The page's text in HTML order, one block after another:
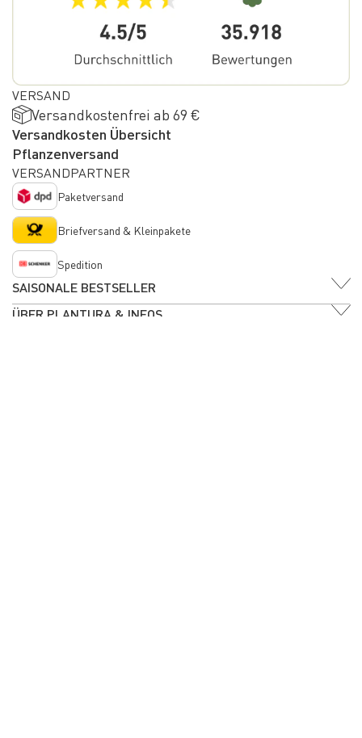
SAISONALE BESTSELLER
ÜBER PLANTURA & INFOS
VERSAND
Versandkostenfrei ab 69 €
Versandkosten Übersicht
Pflanzenversand
VERSANDPARTNER
Paketversand
Briefversand & Kleinpakete
Spedition